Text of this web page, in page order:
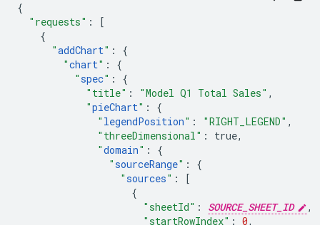
{
"requests" :
[
{
"addChart" :
{
"chart" :
{
"spec" :
{
"title" : "Model Q1 Total Sales" ,
"pieChart" :
{
" legendPosition" : "RIGHT_LEGEND" ,
"threeDimensional" : true,
"domain" :
{
"sourceRange" :
{
"sources" :
[
{
"sheetId" : SOURCE_SHEET_ID
,
"startRowIndex" : 0,